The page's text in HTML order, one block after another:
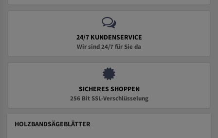
24/7 KUNDENSERVICE
Wir sind 24/7 für Sie da
SICHERES SHOPPEN
256 Bit SSL-Verschlüsselung
HOLZBANDSÄGEBLÄTTER